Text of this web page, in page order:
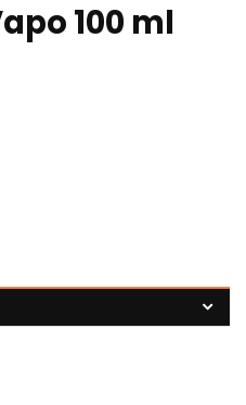
100 ml